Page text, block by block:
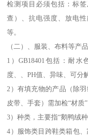
检测项目必须包括：标
查）、抗电强度、放电
等。
（二）、服装、布料等产
1）GB18401包括：耐
度、、PH值、异味、可分
2）有填充物的产品（除羽
皮带、手套）需加检“材质”
3）种类，主要指“鹅鸭绒种
4）服饰类目跨鞋类箱包